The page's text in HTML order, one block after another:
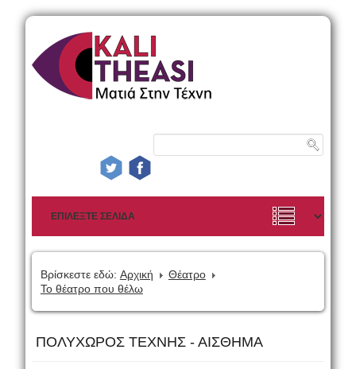
Βρίσκεστε εδώ: Αρχική
Θέατρο
Το θέατρο που θέλω
ΠΟΛΥΧΩΡΟΣ ΤΕΧΝΗΣ - ΑΙΣΘΗΜΑ